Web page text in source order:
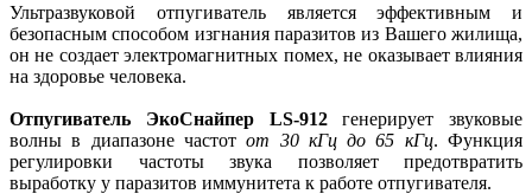
Ультразвуковой отпугиватель является эффективным и
безопасным способом изгнания паразитов из Вашего жилища,
он не создает электромагнитных помех, не оказывает влияния
на здоровье человека.
Отпугиватель ЭкоСнайпер LS-912генерирует звуковые
волны в диапазоне частотот 30 кГц до 65 кГц. Функция
регулировки частоты звука позволяет предотвратить
выработку у паразитов иммунитета к работе отпугивателя.